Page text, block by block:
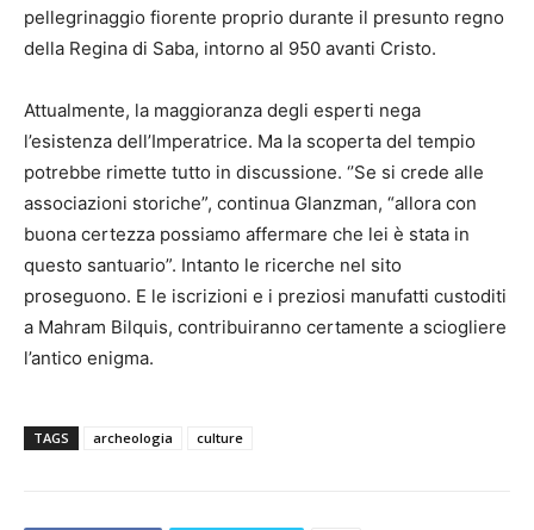
pellegrinaggio fiorente proprio durante il presunto regno
della Regina di Saba, intorno al 950 avanti Cristo.
Attualmente, la maggioranza degli esperti nega
l’esistenza dell’Imperatrice. Ma la scoperta del tempio
potrebbe rimette tutto in discussione. ‘’Se si crede alle
associazioni storiche”, continua Glanzman, “allora con
buona certezza possiamo affermare che lei è stata in
questo santuario”. Intanto le ricerche nel sito
proseguono. E le iscrizioni e i preziosi manufatti custoditi
a Mahram Bilquis, contribuiranno certamente a sciogliere
l’antico enigma.
TAGS archeologia culture